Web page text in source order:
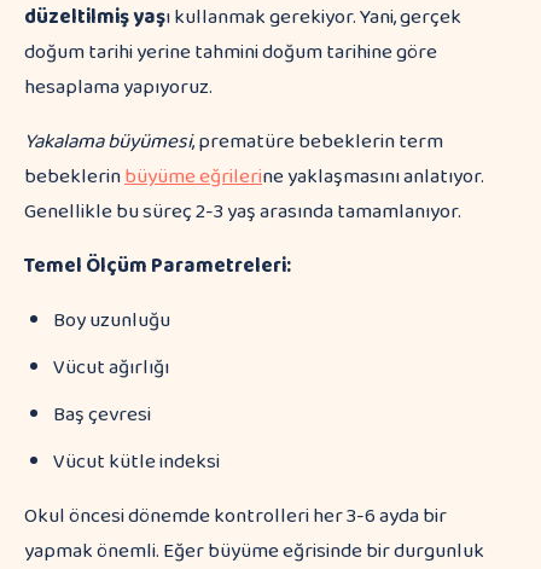
düzeltilmiş yaşı kullanmak gerekiyor. Yani, gerçek
doğum tarihi yerine tahmini doğum tarihine göre
hesaplama yapıyoruz.
Yakalama büyümesi, prematüre bebeklerin term
bebeklerinbüyüme eğrilerine yaklaşmasını anlatıyor.
Genellikle bu süreç 2-3 yaş arasında tamamlanıyor.
Temel Ölçüm Parametreleri:
Boy uzunluğu
Vücut ağırlığı
Baş çevresi
Vücut kütle indeksi
Okul öncesi dönemde kontrolleri her 3-6 ayda bir
yapmak önemli. Eğer büyüme eğrisinde bir durgunluk